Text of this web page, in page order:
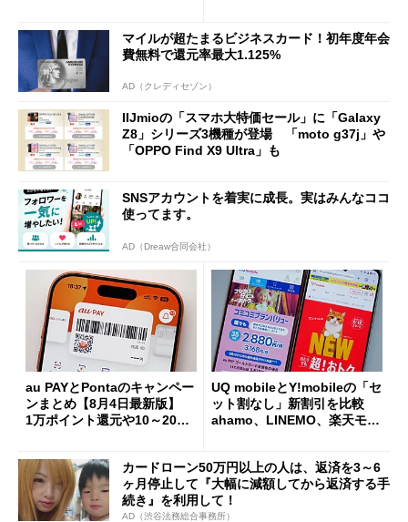
マイルが超たまるビジネスカード！初年度年会
費無料で還元率最大1.125%
AD（クレディセゾン）
IIJmioの「スマホ大特価セール」に「Galaxy
Z8」シリーズ3機種が登場 「moto g37j」や
「OPPO Find X9 Ultra」も
SNSアカウントを着実に成長。実はみんなココ
使ってます。
AD（Dreaw合同会社）
au PAYとPontaのキャンペー
ンまとめ【8月4日最新版】
1万ポイント還元や10～20％
UQ mobileとY!mobileの「セ
ット割なし」新割引を比較
ahamo、LINEMO、楽天モバ
カードローン50万円以上の人は、返済を3～6
ヶ月停止して『大幅に減額してから返済する手
続き』を利用して！
AD（渋谷法務総合事務所）